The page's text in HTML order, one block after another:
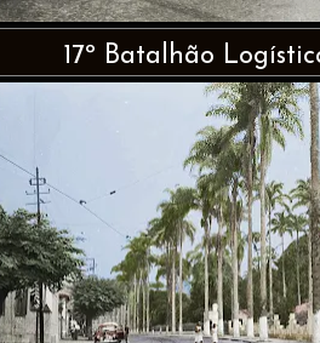
17º Batalhão